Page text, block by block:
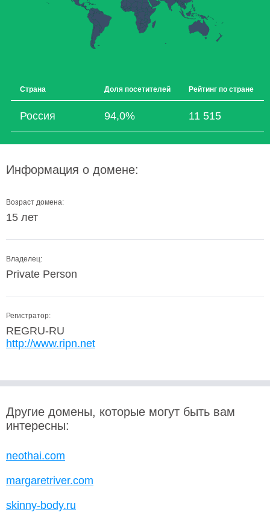
Страна Доля посетителей Рейтинг по стране
Россия 94,0% 11 515
Информация о домене:
Возраст домена:
15 лет
Владелец:
Private Person
Регистратор:
REGRU-RU
http://www.ripn.net
Другие домены, которые могут быть вам
интересны:
neothai.com
margaretriver.com
skinny-body.ru